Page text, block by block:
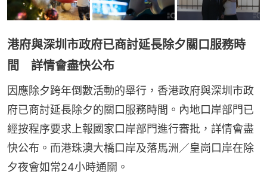
港府與深圳市政府已商討延長除夕關口服務時
間 詳情會盡快公布
因應除夕跨年倒數活動的舉行，香港政府與深圳市政
府已商討延長除夕的關口服務時間。內地口岸部門已
經按程序要求上報國家口岸部門進行審批，詳情會盡
快公布。而港珠澳大橋口岸及落馬洲／皇崗口岸在除
夕夜會如常24小時通關。